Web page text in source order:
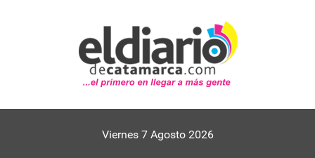
Viernes 7 Agosto 2026